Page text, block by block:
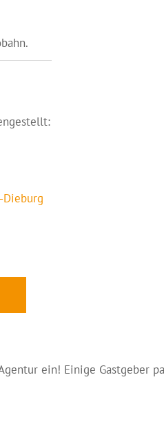
Dieburg
ein! Einige Gastgeber